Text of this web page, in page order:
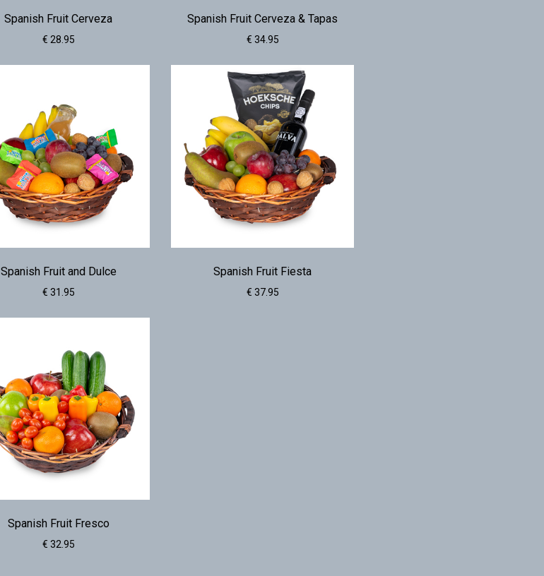
Spanish Fruit Cerveza
€ 28.95
Spanish Fruit Cerveza & Tapas
€ 34.95
Spanish Fruit and Dulce
€ 31.95
Spanish Fruit Fiesta
€ 37.95
Spanish Fruit Fresco
€ 32.95